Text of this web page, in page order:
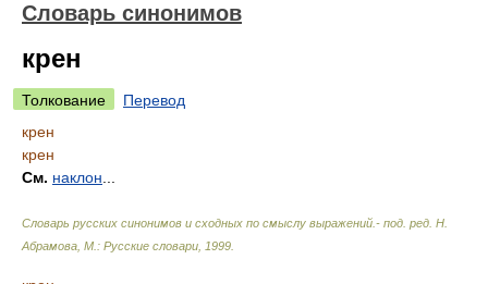
Словарь синонимов
крен
Толкование
Перевод
крен
крен
См. наклон
Словарь русских синонимов и сходных по смыслу выражений.- под. ред. Н.
Абрамова, М.: Русские словари 1999